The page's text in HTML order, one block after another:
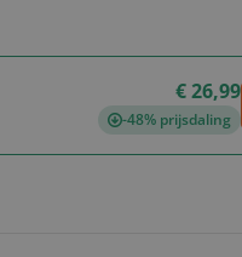
€ 26,99
-48% prijsdaling